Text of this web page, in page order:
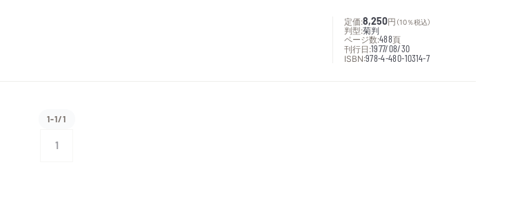
定価:8,250円 （10％税込）
判型:菊判
ページ数:488頁
刊行日:1977/08/30
ISBN:978-4-480-10314-7
1-1/1
1